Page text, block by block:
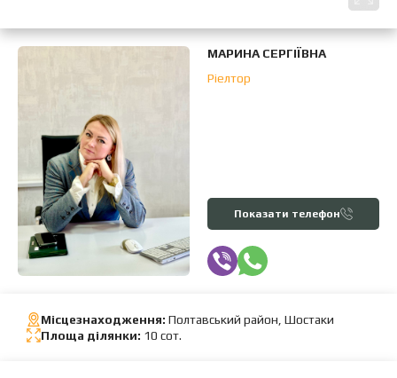
МАРИНА СЕРГІЇВНА
Ріелтор
Показати телефон
Місцезнаходження: Полтавський район, Шостаки
Площа ділянки: 10 сот.